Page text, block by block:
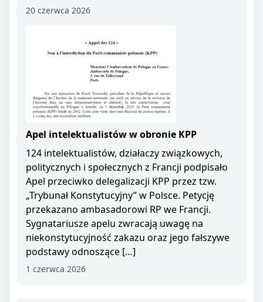
20 czerwca 2026
Apel intelektualistów w obronie KPP
124 intelektualistów, działaczy związkowych,
politycznych i społecznych z Francji podpisało
Apel przeciwko delegalizacji KPP przez tzw.
„Trybunał Konstytucyjny” w Polsce. Petycję
przekazano ambasadorowi RP we Francji.
Sygnatariusze apelu zwracają uwagę na
niekonstytucyjność zakazu oraz jego fałszywe
podstawy odnoszące […]
1 czerwca 2026